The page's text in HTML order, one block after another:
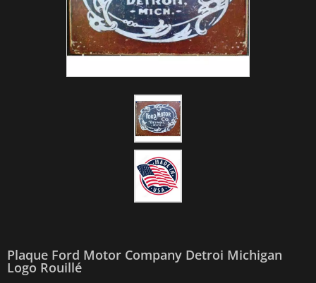
Plaque Ford Motor Company Detroi Michigan
Logo Rouillé